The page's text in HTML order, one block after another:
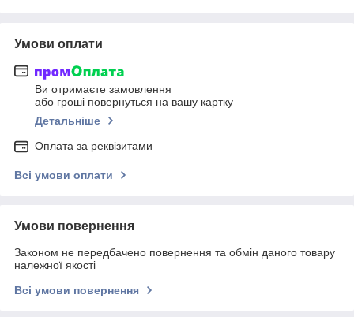
Умови оплати
Ви отримаєте замовлення
або гроші повернуться на вашу картку
Детальніше
Оплата за реквізитами
Всі умови оплати
Умови повернення
Законом не передбачено повернення та обмін даного товару
належної якості
Всі умови повернення